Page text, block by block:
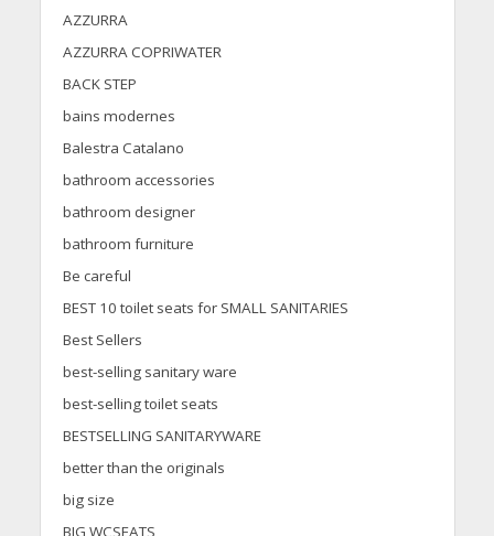
AZZURRA
AZZURRA COPRIWATER
BACK STEP
bains modernes
Balestra Catalano
bathroom accessories
bathroom designer
bathroom furniture
Be careful
BEST 10 toilet seats for SMALL SANITARIES
Best Sellers
best-selling sanitary ware
best-selling toilet seats
BESTSELLING SANITARYWARE
better than the originals
big size
BIG WCSEATS